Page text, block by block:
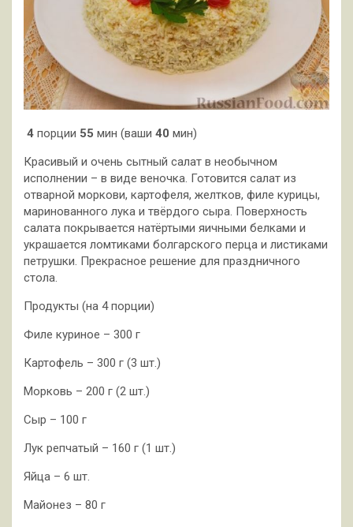
4 порции 55 мин (ваши 40 мин)
Красивый и очень сытный салат в необычном
исполнении – в виде веночка. Готовится салат из
отварной моркови, картофеля, желтков, филе курицы,
маринованного лука и твёрдого сыра. Поверхность
салата покрывается натёртыми яичными белками и
украшается ломтиками болгарского перца и листиками
петрушки. Прекрасное решение для праздничного
стола.
Продукты (на 4 порции)
Филе куриное – 300 г
Картофель – 300 г (3 шт.)
Морковь – 200 г (2 шт.)
Сыр – 100 г
Лук репчатый – 160 г (1 шт.)
Яйца – 6 шт.
Майонез – 80 г